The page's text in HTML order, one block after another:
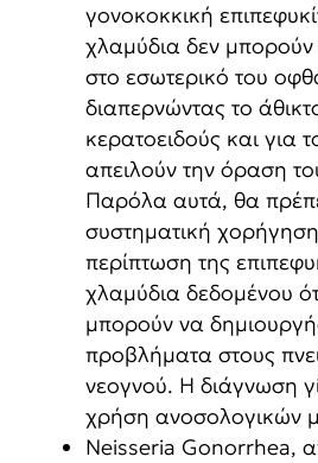
γονοκοκκική
χλαμύδια δεν μπορούν
στο εσωτερικό του
διαπερνώντας το
κερατοειδούς και για
απειλούν την όραση
Παρόλα αυτά, θα
συστηματική
περίπτωση της
χλαμύδια δεδομένου
μπορούν να
προβλήματα στους
νεογνού. Η διάγνωση
χρήση ανοσολογικών
Neisseria Gonorrhea,